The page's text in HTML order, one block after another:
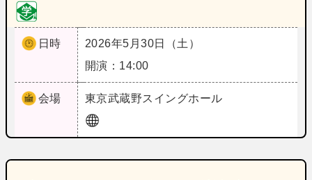
日時
2026年5月30日（土）
開演：14:00
会場 東京武蔵野スイングホール